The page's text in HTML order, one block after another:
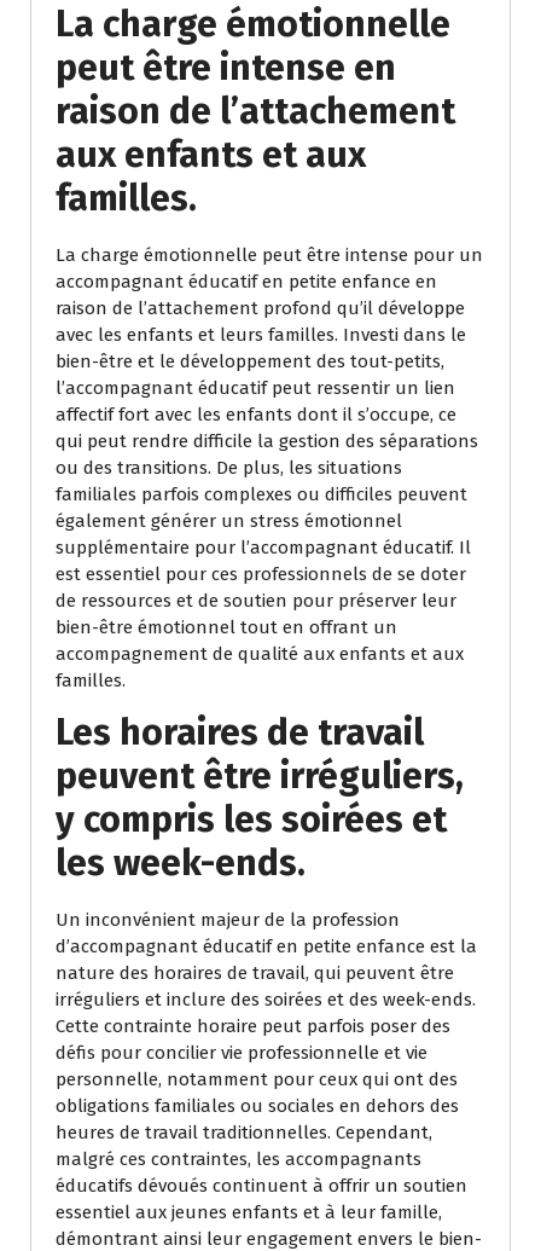
La charge émotionnelle
peut être intense en
raison de l’attachement
aux enfants et aux
familles.
La charge émotionnelle peut être intense pour un
accompagnant éducatif en petite enfance en
raison de l’attachement profond qu’il développe
avec les enfants et leurs familles. Investi dans le
bien-être et le développement des tout-petits,
l’accompagnant éducatif peut ressentir un lien
affectif fort avec les enfants dont il s’occupe, ce
qui peut rendre difficile la gestion des séparations
ou des transitions. De plus, les situations
familiales parfois complexes ou difficiles peuvent
également générer un stress émotionnel
supplémentaire pour l’accompagnant éducatif. Il
est essentiel pour ces professionnels de se doter
de ressources et de soutien pour préserver leur
bien-être émotionnel tout en offrant un
accompagnement de qualité aux enfants et aux
familles.
Les horaires de travail
peuvent être irréguliers,
y compris les soirées et
les week-ends.
Un inconvénient majeur de la profession
d’accompagnant éducatif en petite enfance est la
nature des horaires de travail, qui peuvent être
irréguliers et inclure des soirées et des week-ends.
Cette contrainte horaire peut parfois poser des
défis pour concilier vie professionnelle et vie
personnelle, notamment pour ceux qui ont des
obligations familiales ou sociales en dehors des
heures de travail traditionnelles. Cependant,
malgré ces contraintes, les accompagnants
éducatifs dévoués continuent à offrir un soutien
essentiel aux jeunes enfants et à leur famille,
démontrant ainsi leur engagement envers le bien-